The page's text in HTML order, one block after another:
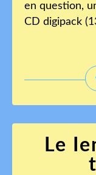
en question,
CD digipack
Le